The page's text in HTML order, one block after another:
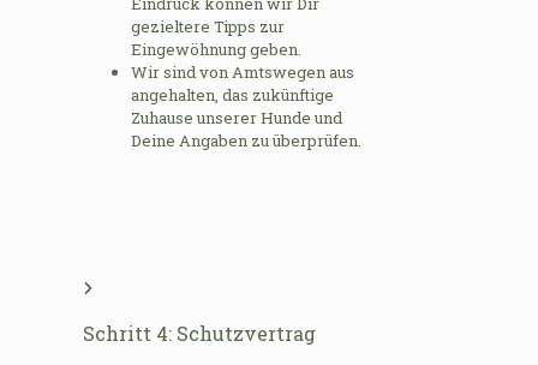
gezieltere Tipps zur
Eingewöhnung geben.
Wir sind von Amtswegen aus
angehalten, das zukünftige
Zuhause unserer Hunde und
Deine Angaben zu überprüfen.
Schritt 4: Schutzvertrag